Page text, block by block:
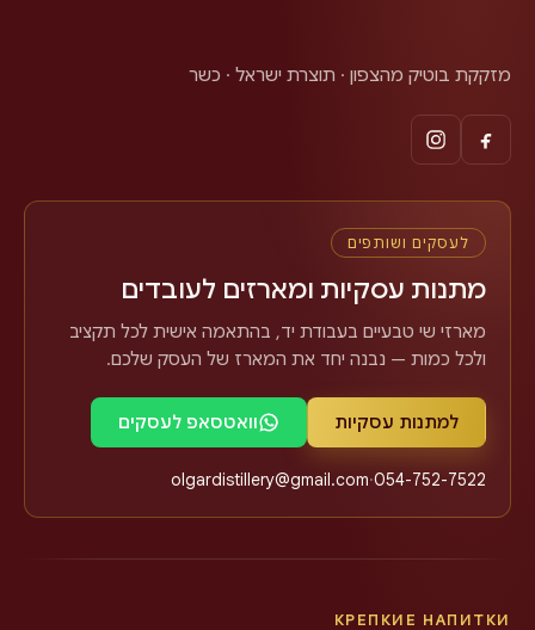
מזקקת בוטיק מהצפון · תוצרת ישראל · כשר
לעסקים ושותפים
מתנות עסקיות ומארזים לעובדים
מארזי שי טבעיים בעבודת יד, בהתאמה אישית לכל תקציב
ולכל כמות — נבנה יחד את המארז של העסק שלכם.
למתנות עסקיות וואטסאפ לעסקים
054-752-7522
·
olgardistillery@gmail.com
КРЕПКИЕ НАПИТКИ